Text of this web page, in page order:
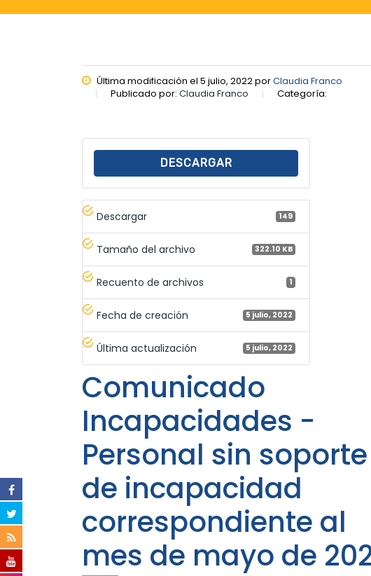
Última modificación el 5 julio, 2022 porClaudia Franco
Publicado por: Claudia Franco Categoría:
DESCARGAR
Descargar 149
Tamaño del archivo 322.10 KB
Recuento de archivos 1
Fecha de creación 5 julio, 2022
Última actualización 5 julio, 2022
Comunicado
Incapacidades -
Personal sin soporte
de incapacidad
correspondiente al
mes de mayo de